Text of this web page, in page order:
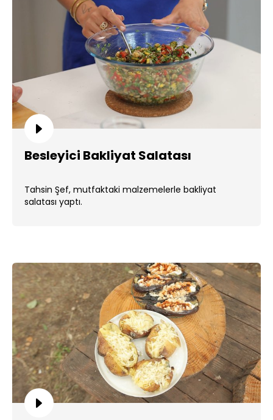
Besleyici Bakliyat Salatası
Tahsin Şef, mutfaktaki malzemelerle bakliyat
salatası yaptı.